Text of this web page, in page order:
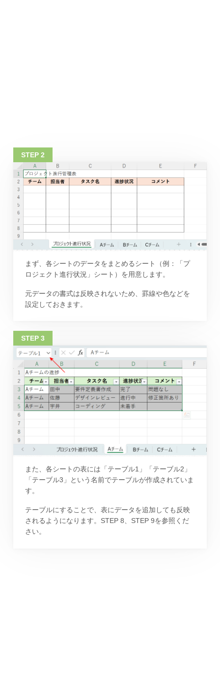
まず、各シートのデータをまとめるシート（例：「プ
ロジェクト進行状況」シート）を用意します。
元データの書式は反映されないため、罫線や色などを
設定しておきます。
また、各シートの表には「テーブル1」「テーブル2」
「テーブル3」という名前でテーブルが作成されていま
す。
テーブルにすることで、表にデータを追加しても反映
されるようになります。STEP 8、STEP 9を参照くだ
さい。